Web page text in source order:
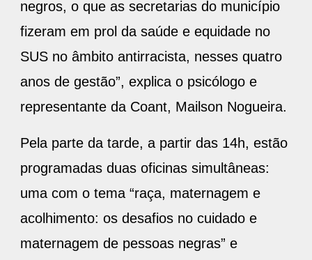
negros, o que as secretarias do município
fizeram em prol da saúde e equidade no
SUS no âmbito antirracista, nesses quatro
anos de gestão”, explica o psicólogo e
representante da Coant, Mailson Nogueira.
Pela parte da tarde, a partir das 14h, estão
programadas duas oficinas simultâneas:
uma com o tema “raça, maternagem e
acolhimento: os desafios no cuidado e
maternagem de pessoas negras” e